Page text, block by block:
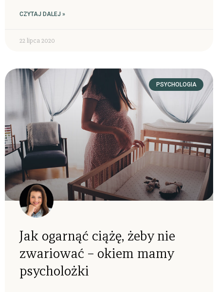
CZYTAJ DALEJ »
22 lipca 2020
PSYCHOLOGIA
Jak ogarnąć ciążę, żeby nie
zwariować – okiem mamy
psycholożki